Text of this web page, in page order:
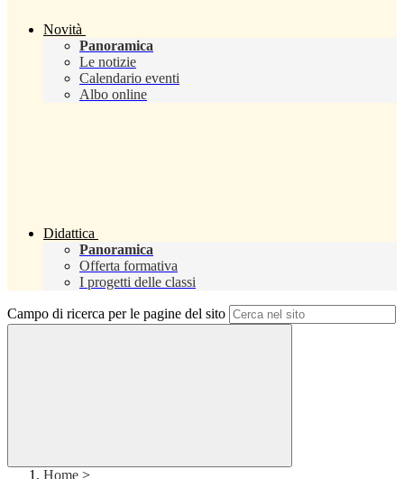
Novità
Panoramica
Le notizie
Calendario eventi
Albo online
Didattica
Panoramica
Offerta formativa
I progetti delle classi
Campo di ricerca per le pagine del sito
Home >